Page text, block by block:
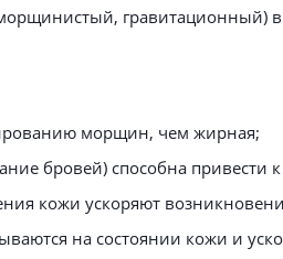
гравитационный)
морщин, чем жирная;
бровей) способна привести
кожи ускоряют
на состоянии кожи и